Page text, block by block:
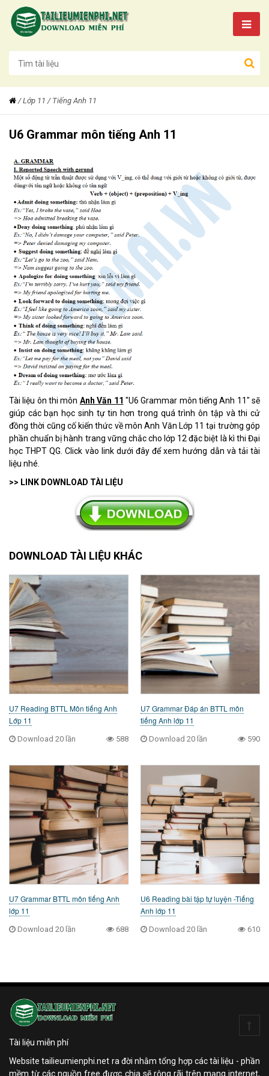
/Lớp 11 / Tiếng Anh 11
U6 Grammar môn tiếng Anh 11
Tài liệu ôn thi môn Anh Văn 11 "U6 Grammar môn tiếng Anh 11" sẽ
giúp các bạn học sinh tự tin hơn trong quá trình ôn tập và thi cử
đồng thời cũng cố kiến thức về môn Anh Văn Lớp 11 tại trường góp
phần chuẩn bị hành trang vững chắc cho lớp 12 đặc biệt là kì thi Đại
học THPT QG. Click vào link dưới đây để xem hướng dẫn và tải tài
liệu nhé.
>> LINK DOWNLOAD TÀI LIỆU
DOWNLOAD TÀI LIỆU KHÁC
U7 Reading BTTL Môn tiếng Anh
Lớp 11
Download 20 lần 588
U7 Grammar Đáp án BTTL môn
tiếng Anh lớp 11
Download 20 lần 590
U7 Grammar BTTL môn tiếng Anh
lớp 11
Download 20 lần 688
U6 Reading bài tập tự luyện -Tiếng
Anh lớp 11
Download 20 lần 610
Tài liệu miễn phí
Website tailieumienphi.net ra đời nhằm tổng hợp các tài liệu - phần
mềm từ các nguồn free được chia sẽ rộng rãi trên mạng internet,